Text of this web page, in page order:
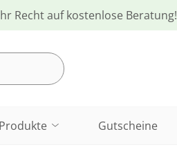
Recht auf kostenlose Beratung!
Gutscheine